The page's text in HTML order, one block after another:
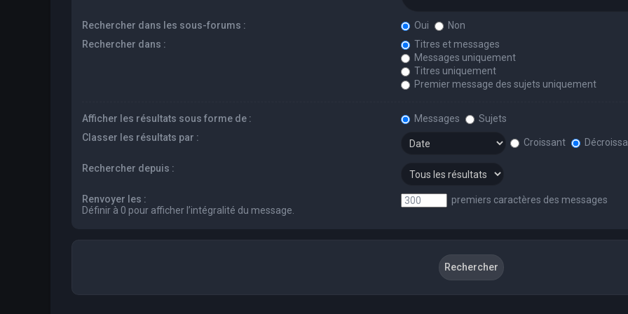
Rechercher dans les sous-forums : Oui
Non
Rechercher dans :
Titres et messages
Messages uniquement
Titres uniquement
Premier message des sujets uniquement
Afficher les résultats sous forme de : Messages
Sujets
Classer les résultats par :
Croissant
Rechercher depuis :
Renvoyer les :
Définir à 0 pour afficher l’intégralité du message.
premiers caractères des messages